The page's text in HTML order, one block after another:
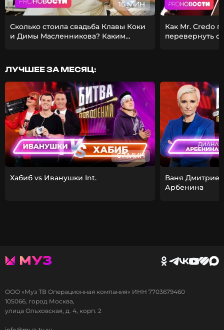
15 МИН
Сколько стоила свадьба Клавы Коки
и Димы Масленникова? Каким
Как Mr. Credo
перевернуть
ЛУЧШЕЕ ЗА МЕСЯЦ:
67 МИН
Хабиб vs Иванушки Int.
Ваня
Арбенина
ООО «Муз ТВ Операционная компания» ИНН 7703679460
105066, город Москва,
улица Ольховская, д. 4, корп. 2